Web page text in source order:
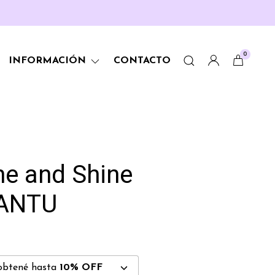
INFORMACIÓN CONTACTO
0
and Shine
hasta 10% OFF